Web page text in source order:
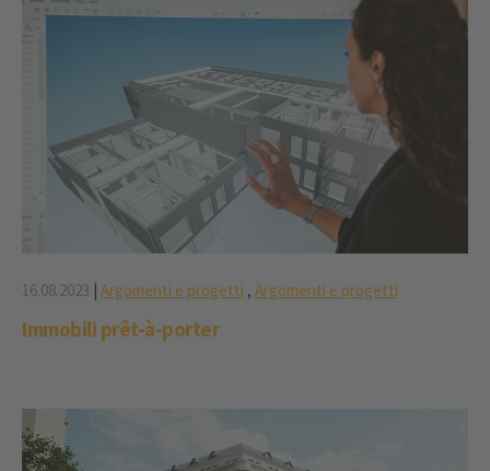
16.08.2023 | Argomenti e progetti , Argomenti e progetti
Immobili prêt-à-porter